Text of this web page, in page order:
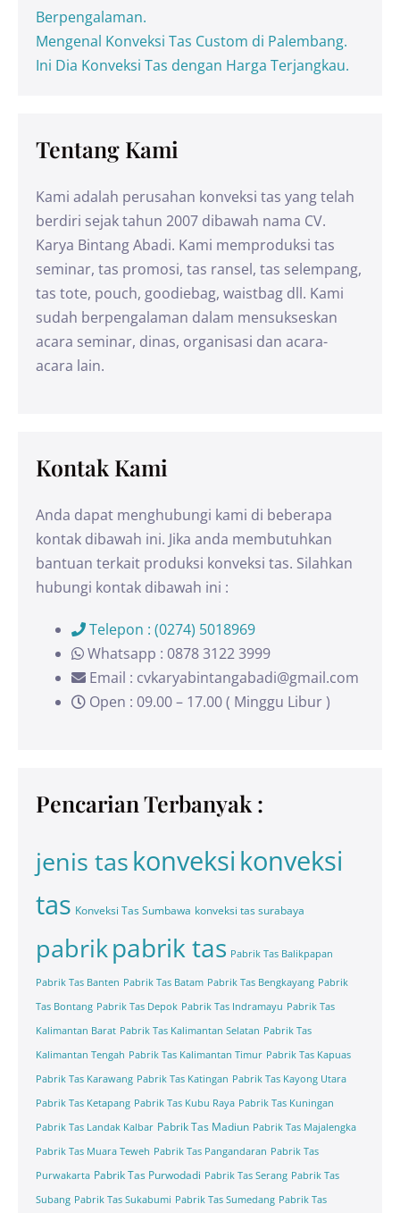
Berpengalaman.
Mengenal Konveksi Tas Custom di Palembang.
Ini Dia Konveksi Tas dengan Harga Terjangkau.
Tentang Kami
Kami adalah perusahan konveksi tas yang telah
berdiri sejak tahun 2007 dibawah nama CV.
Karya Bintang Abadi. Kami memproduksi tas
seminar, tas promosi, tas ransel, tas selempang,
tas tote, pouch, goodiebag, waistbag dll. Kami
sudah berpengalaman dalam mensukseskan
acara seminar, dinas, organisasi dan acara-
acara lain.
Kontak Kami
Anda dapat menghubungi kami di beberapa
kontak dibawah ini. Jika anda membutuhkan
bantuan terkait produksi konveksi tas. Silahkan
hubungi kontak dibawah ini :
Telepon : (0274) 5018969
Whatsapp : 0878 3122 3999
Email : cvkaryabintangabadi@gmail.com
Open : 09.00 – 17.00 ( Minggu Libur )
Pencarian Terbanyak :
jenis taskonveksi konveksi
tas Konveksi Tas Sumbawa konveksi tas surabaya
pabrikpabrik tas Pabrik Tas Balikpapan
Pabrik Tas Banten Pabrik Tas Batam Pabrik Tas Bengkayang Pabrik
Tas Bontang Pabrik Tas Depok Pabrik Tas Indramayu Pabrik Tas
Kalimantan Barat Pabrik Tas Kalimantan Selatan Pabrik Tas
Kalimantan Tengah Pabrik Tas Kalimantan Timur Pabrik Tas Kapuas
Pabrik Tas Karawang Pabrik Tas Katingan Pabrik Tas Kayong Utara
Pabrik Tas Ketapang Pabrik Tas Kubu Raya Pabrik Tas Kuningan
Pabrik Tas Landak Kalbar Pabrik Tas Madiun Pabrik Tas Majalengka
Pabrik Tas Muara Teweh Pabrik Tas Pangandaran Pabrik Tas
Purwakarta Pabrik Tas Purwodadi Pabrik Tas Serang Pabrik Tas
Subang Pabrik Tas Sukabumi Pabrik Tas Sumedang Pabrik Tas